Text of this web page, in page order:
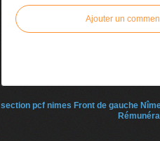
Ajouter un
section pcf nimes Front de gauche